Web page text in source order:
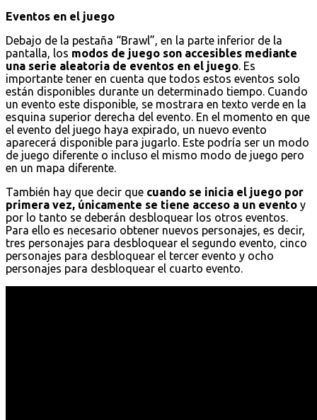
Eventos en el juego
Debajo de la pestaña “Brawl”, en la parte inferior de la
pantalla, los modos de juego son accesibles mediante
una serie aleatoria de eventos en el juego. Es
importante tener en cuenta que todos estos eventos solo
están disponibles durante un determinado tiempo. Cuando
un evento este disponible, se mostrara en texto verde en la
esquina superior derecha del evento. En el momento en que
el evento del juego haya expirado, un nuevo evento
aparecerá disponible para jugarlo. Este podría ser un modo
de juego diferente o incluso el mismo modo de juego pero
en un mapa diferente.
También hay que decir que cuando se inicia el juego por
primera vez, únicamente se tiene acceso a un evento y
por lo tanto se deberán desbloquear los otros eventos.
Para ello es necesario obtener nuevos personajes, es decir,
tres personajes para desbloquear el segundo evento, cinco
personajes para desbloquear el tercer evento y ocho
personajes para desbloquear el cuarto evento.